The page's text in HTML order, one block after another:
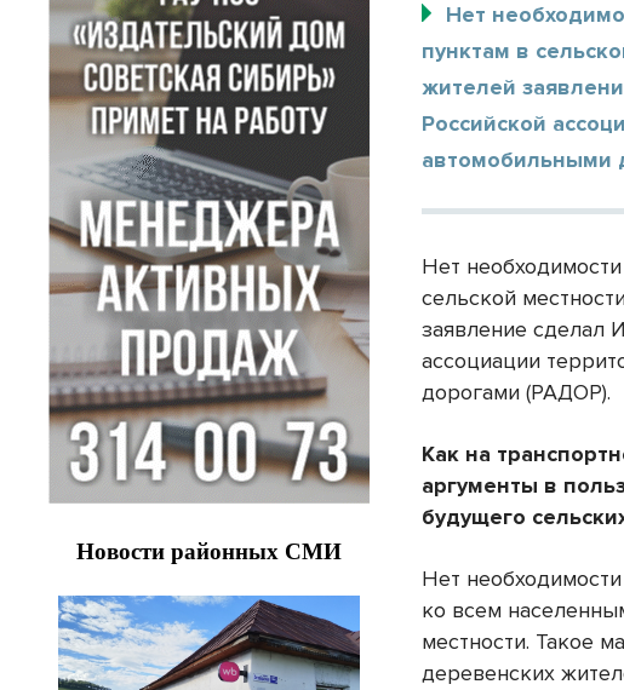
Нет
пунктам в
жителей
Российской
автомобильными
Нет
сельской
заявление сделал
ассоциации
дорогами (РАДОР).
Как на
аргументы в
будущего
Нет
ко всем
местности. Такое
деревенских